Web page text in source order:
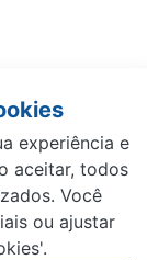
experiência e
aceitar, todos
Você
ou ajustar